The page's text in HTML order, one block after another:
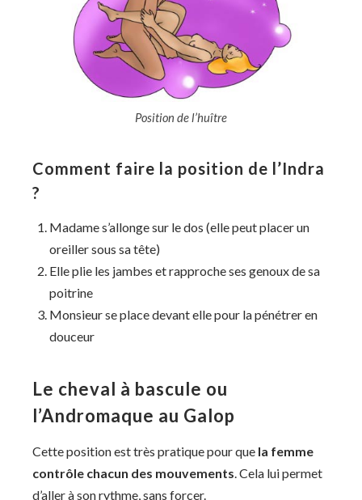
Position de l’huître
Comment faire la position de l’Indra
?
Madame s’allonge sur le dos (elle peut placer un
oreiller sous sa tête)
Elle plie les jambes et rapproche ses genoux de sa
poitrine
Monsieur se place devant elle pour la pénétrer en
douceur
Le cheval à bascule ou
l’Andromaque au Galop
Cette position est très pratique pour que la femme
contrôle chacun des mouvements. Cela lui permet
d’aller à son rythme, sans forcer.